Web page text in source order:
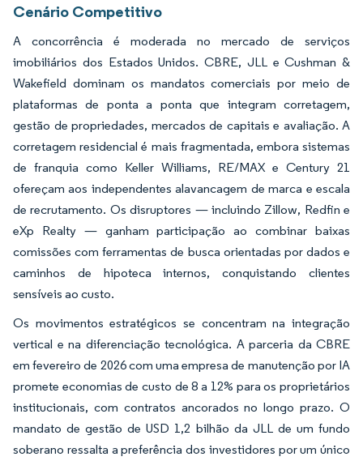
Cenário Competitivo
A concorrência é moderada no mercado de serviços
imobiliários dos Estados Unidos. CBRE, JLL e Cushman &
Wakefield dominam os mandatos comerciais por meio de
plataformas de ponta a ponta que integram corretagem,
gestão de propriedades, mercados de capitais e avaliação. A
corretagem residencial é mais fragmentada, embora sistemas
de franquia como Keller Williams, RE/MAX e Century 21
ofereçam aos independentes alavancagem de marca e escala
de recrutamento. Os disruptores — incluindo Zillow, Redfin e
eXp Realty — ganham participação ao combinar baixas
comissões com ferramentas de busca orientadas por dados e
caminhos de hipoteca internos, conquistando clientes
sensíveis ao custo.
Os movimentos estratégicos se concentram na integração
vertical e na diferenciação tecnológica. A parceria da CBRE
em fevereiro de 2026 com uma empresa de manutenção por IA
promete economias de custo de 8 a 12% para os proprietários
institucionais, com contratos ancorados no longo prazo. O
mandato de gestão de USD 1,2 bilhão da JLL de um fundo
soberano ressalta a preferência dos investidores por um único